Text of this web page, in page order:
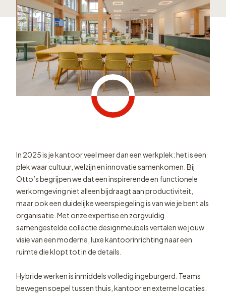
In 2025 is je kantoor veel meer dan een werkplek: het is een
plek waar cultuur, welzijn en innovatie samenkomen. Bij
Otto’s begrijpen we dat een inspirerende en functionele
werkomgeving niet alleen bijdraagt aan productiviteit,
maar ook een duidelijke weerspiegeling is van wie je bent als
organisatie. Met onze expertise en zorgvuldig
samengestelde collectie designmeubels vertalen we jouw
visie van een moderne, luxe kantoorinrichting naar een
ruimte die klopt tot in de details.
Hybride werken is inmiddels volledig ingeburgerd. Teams
bewegen soepel tussen thuis, kantoor en externe locaties.